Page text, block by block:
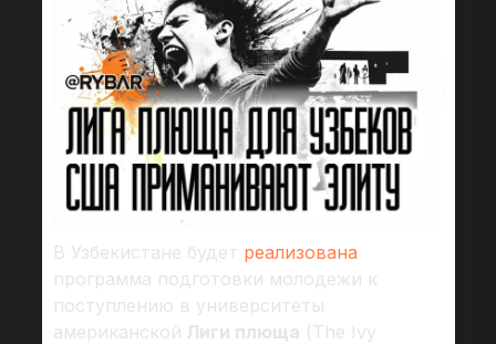
В Узбекистане будет реализована
программа подготовки молодежи к
поступлению в университеты
американской Лиги плюща (The Ivy